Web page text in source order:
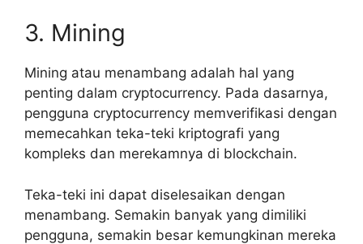
3. Mining
Mining atau menambang adalah hal yang
penting dalam cryptocurrency. Pada dasarnya,
pengguna cryptocurrency memverifikasi dengan
memecahkan teka-teki kriptografi yang
kompleks dan merekamnya di blockchain.
Teka-teki ini dapat diselesaikan dengan
menambang. Semakin banyak yang dimiliki
pengguna, semakin besar kemungkinan mereka